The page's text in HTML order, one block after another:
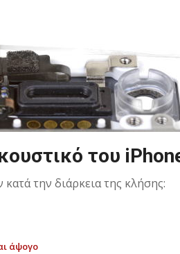
του
την διάρκεια της κλήσης:
άψογο